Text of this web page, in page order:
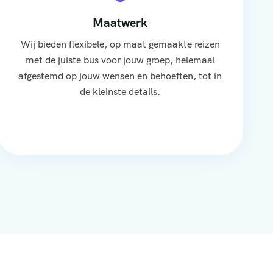
Maatwerk
Wij bieden flexibele, op maat gemaakte reizen
met de juiste bus voor jouw groep, helemaal
afgestemd op jouw wensen en behoeften, tot in
de kleinste details.